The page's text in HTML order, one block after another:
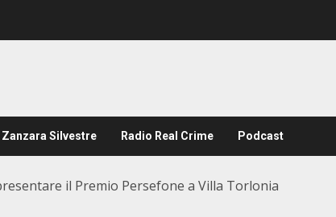
Zanzara Silvestre Radio Real Crime Podcast
il Premio Persefone a Villa Torlonia